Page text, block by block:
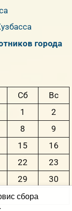
города
Сб
Вс
1
2
8
9
15
16
22
23
29
30
сбора